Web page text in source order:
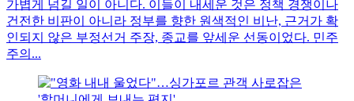
가볍게 넘길 일이 아니다. 이들이 내세운 것은 정책 경쟁이나
건전한 비판이 아니라 정부를 향한 원색적인 비난, 근거가 확
인되지 않은 부정선거 주장, 종교를 앞세운 선동이었다. 민주
주의...